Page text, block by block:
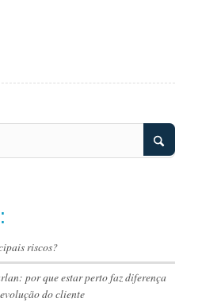
riscos?
por que estar perto faz diferença
do cliente